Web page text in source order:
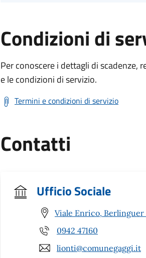
Condizioni di
Per conoscere i dettagli di
e le condizioni di servizio.
Termini e condizioni di servizio
Contatti
Ufficio Sociale
Viale Enrico, Berlinguer
0942 47160
lionti@comunegaggi.it